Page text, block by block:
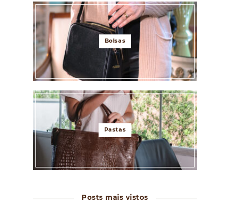
Bolsas
Pastas
Posts mais vistos